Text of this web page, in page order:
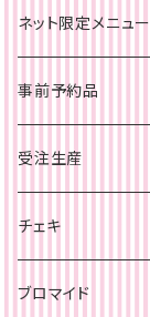
ネット限定メニュー
事前予約品
旭川店
チェキ
札幌店
チェキ
受注生産
チェキ
ブロマイド